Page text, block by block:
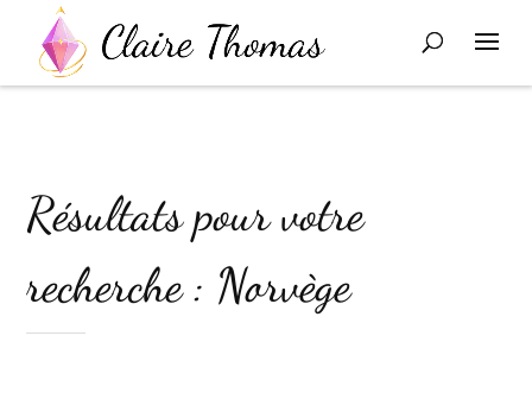
Résultats pour votre
recherche : Norvège